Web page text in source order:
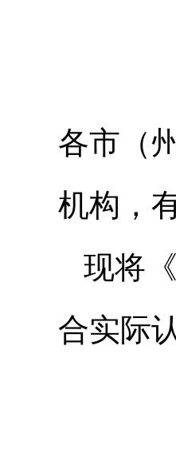
各市（
机构，
现将
合实际